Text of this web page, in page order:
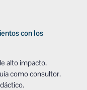
con los
alto impacto.
como consultor.